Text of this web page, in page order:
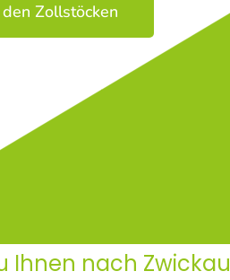
Zollstöcken
Ihnen nach Zwickau